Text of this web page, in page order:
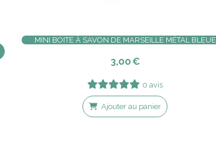
MINI BOITE À SAVON DE MARSEILLE MÉTAL BLEUE
3,00 €
0 avis
Ajouter au panier